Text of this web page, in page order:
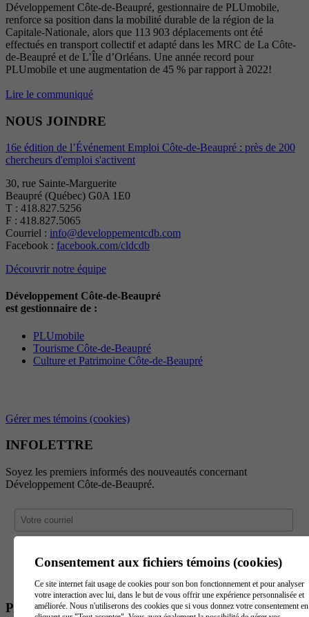
Développement Côte-de-Beaupré, gestionnaire de PLUmobile,
renforce sa position dans la mobilité durable de la région de la
Capitale-Nationale, alors que 113 903 déplacements ont été
effectués en transport collectif et adapté dans les MRC de La Côte-
de-Beaupré et de L’Île d’Orléans. Une année record pour
PLUmobile et une augmentation de 45 % par rapport à 2022!
Lire le communiqué
NOUS JOINDRE
16e édition de l’Événement Emploi Côte-de-Beaupré : près de 200
chercheurs d'emploi s'activent
30, rue Sainte-Marguerite
Beaupré (Québec) G0A 1E0
T : 418.827.5256
F : 418.827.5065
Courriel : info@developpementcdb.com
Facebook : facebook.com/cldcdb
Découvrir notre équipe
Développement Côte-de-Beaupré
est gestionnaire de :
PLUmobile
Tourisme Côte-de-Beaupré
Culture et Patrimoine Côte-de-Beaupré
Gérer mes témoins (cookies)
INFOLETTRE
Soyez les premiers informés des nouveautés concernant
Développement Côte-de-Beaupré.
PARTENAIRES
Consentement aux fichiers témoins (cookies)
Ce site internet fait usage de cookies pour son bon fonctionnement et pour analyser
votre interaction avec lui, dans le but de vous offrir une expérience personnalisée et
améliorée. Nous n'utiliserons des cookies que si vous donnez votre consentement en